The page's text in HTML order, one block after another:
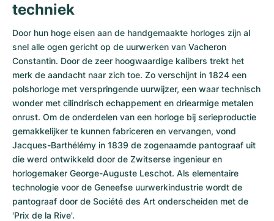
techniek
Door hun hoge eisen aan de handgemaakte horloges zijn al
snel alle ogen gericht op de uurwerken van Vacheron
Constantin. Door de zeer hoogwaardige kalibers trekt het
merk de aandacht naar zich toe. Zo verschijnt in 1824 een
polshorloge met verspringende uurwijzer, een waar technisch
wonder met cilindrisch echappement en driearmige metalen
onrust. Om de onderdelen van een horloge bij serieproductie
gemakkelijker te kunnen fabriceren en vervangen, vond
Jacques-Barthélémy in 1839 de zogenaamde pantograaf uit
die werd ontwikkeld door de Zwitserse ingenieur en
horlogemaker George-Auguste Leschot. Als elementaire
technologie voor de Geneefse uurwerkindustrie wordt de
pantograaf door de Société des Art onderscheiden met de
'Prix de la Rive'.